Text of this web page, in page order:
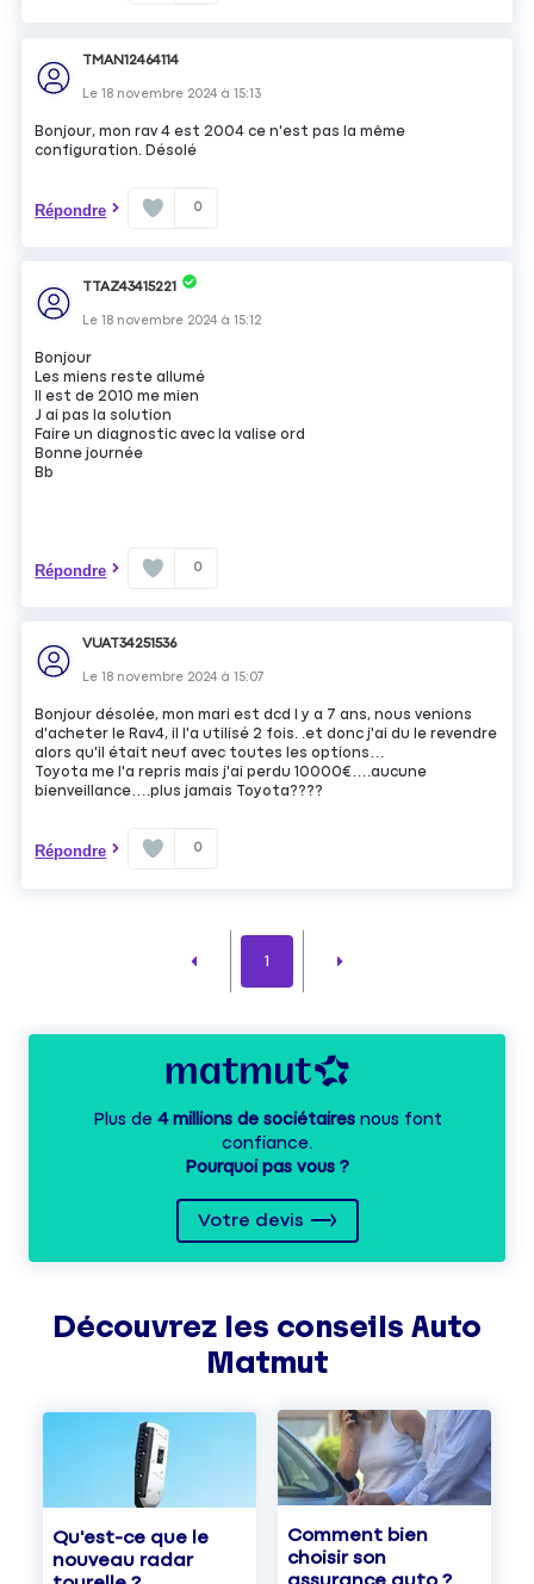
TMAN12464114
Le18 novembre 2024 à15:13
Bonjour, mon rav 4 est 2004 ce n'est pas la même
configuration. Désolé
Répondre 0
TTAZ43415221
Le18 novembre 2024 à15:12
Bonjour
Les miens reste allumé
Il est de 2010 me mien
J ai pas la solution
Faire un diagnostic avec la valise ord
Bonne journée
Bb
Répondre 0
VUAT34251536
Le18 novembre 2024 à15:07
Bonjour désolée, mon mari est dcd l y a 7 ans, nous venions
d'acheter le Rav4, il l'a utilisé 2 fois. .et donc j'ai du le revendre
alors qu'il était neuf avec toutes les options…
Toyota me l'a repris mais j'ai perdu 10000€….aucune
bienveillance….plus jamais Toyota????
Répondre 0
1
Plus de 4 millions de sociétairesnous font
confiance.
Pourquoi pas vous ?
Votre devis
Découvrez les conseils Auto
Matmut
Qu'est-ce que le
nouveau radar
Comment bien
choisir son